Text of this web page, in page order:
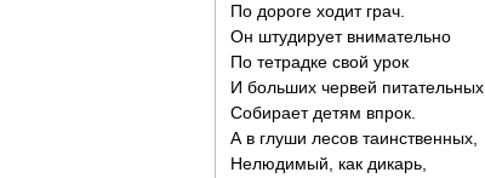
По дороге ходит грач.
Он штудирует внимательно
По тетрадке свой урок
И больших червей питательных
Собирает детям впрок.
А в глуши лесов таинственных,
Нелюдимый, как дикарь,